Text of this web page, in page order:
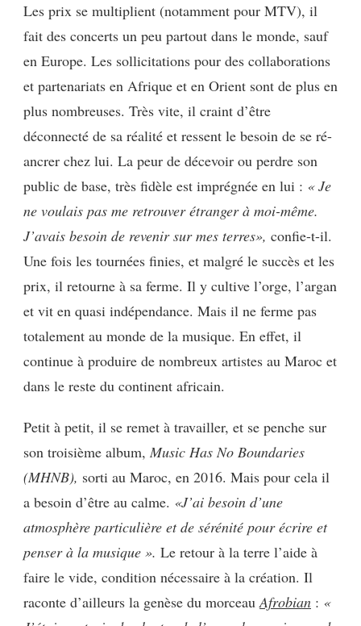
Les prix se multiplient (notamment pour MTV), il
fait des concerts un peu partout dans le monde, sauf
en Europe. Les sollicitations pour des collaborations
et partenariats en Afrique et en Orient sont de plus en
plus nombreuses. Très vite, il craint d’être
déconnecté de sa réalité et ressent le besoin de se ré-
ancrer chez lui. La peur de décevoir ou perdre son
public de base, très fidèle est imprégnée en lui : « Je
ne voulais pas me retrouver étranger à moi-même.
J’avais besoin de revenir sur mes terres», confie-t-il.
Une fois les tournées finies, et malgré le succès et les
prix, il retourne à sa ferme. Il y cultive l’orge, l’argan
et vit en quasi indépendance. Mais il ne ferme pas
totalement au monde de la musique. En effet, il
continue à produire de nombreux artistes au Maroc et
dans le reste du continent africain.
Petit à petit, il se remet à travailler, et se penche sur
son troisième album, Music Has No Boundaries
(MHNB), sorti au Maroc, en 2016. Mais pour cela il
a besoin d’être au calme. «J’ai besoin d’une
atmosphère particulière et de sérénité pour écrire et
penser à la musique ». Le retour à la terre l’aide à
faire le vide, condition nécessaire à la création. Il
raconte d’ailleurs la genèse du morceauAfrobian : «